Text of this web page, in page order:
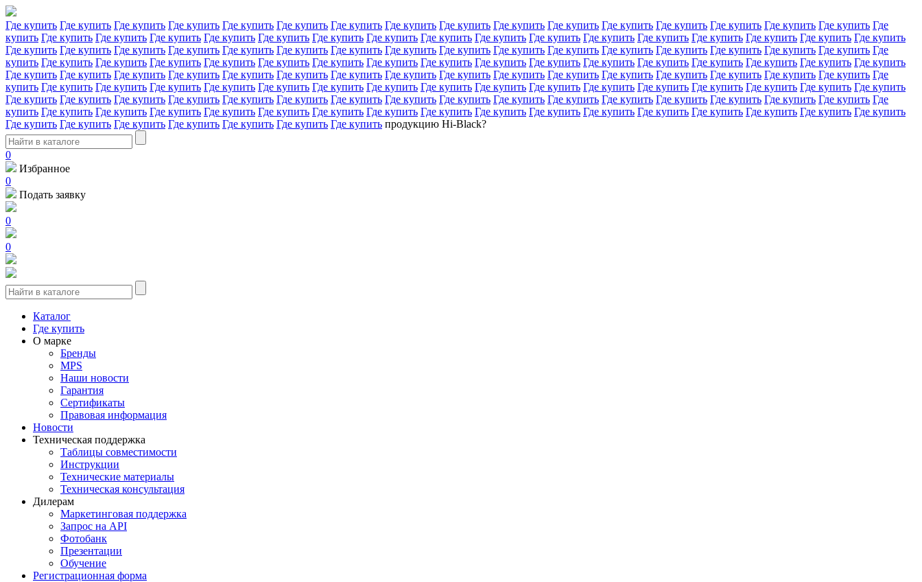
Где купить Где купить Где купить Где купить Где купить Где купить Где купить Где купить Где купить Где купить Где купить Где купить Где купить Где купить Где купить Где купить Где
купить Где купить Где купить Где купить Где купить Где купить Где купить Где купить Где купить Где купить Где купить Где купить Где купить Где купить Где купить Где купить Где купить
Где купить Где купить Где купить Где купить Где купить Где купить Где купить Где купить Где купить Где купить Где купить Где купить Где купить Где купить Где купить Где купить Где
купить Где купить Где купить Где купить Где купить Где купить Где купить Где купить Где купить Где купить Где купить Где купить Где купить Где купить Где купить Где купить Где купить
Где купить Где купить Где купить Где купить Где купить Где купить Где купить Где купить Где купить Где купить Где купить Где купить Где купить Где купить Где купить Где купить Где
купить Где купить Где купить Где купить Где купить Где купить Где купить Где купить Где купить Где купить Где купить Где купить Где купить Где купить Где купить Где купить Где купить
Где купить Где купить Где купить Где купить Где купить Где купить Где купить Где купить Где купить Где купить Где купить Где купить Где купить Где купить Где купить Где купить Где
купить Где купить Где купить Где купить Где купить Где купить Где купить Где купить Где купить Где купить Где купить Где купить Где купить Где купить Где купить Где купить Где купить
Где купить Где купить Где купить Где купить Где купить Где купить Где купить продукцию Hi-Black?
0
Избранное
0
Подать заявку
0
0
Каталог
Где купить
О марке
Бренды
MPS
Наши новости
Гарантия
Сертификаты
Правовая информация
Новости
Техническая поддержка
Таблицы совместимости
Инструкции
Технические материалы
Техническая консультация
Дилерам
Маркетинговая поддержка
Запрос на API
Фотобанк
Презентации
Обучение
Регистрационная форма